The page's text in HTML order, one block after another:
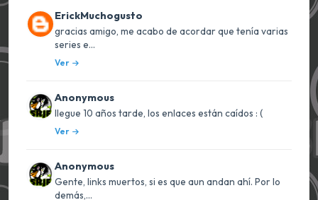
ErickMuchogusto
gracias amigo, me acabo de acordar que tenía varias
series e...
Ver
Anonymous
llegue 10 años tarde, los enlaces están caídos : (
Ver
Anonymous
Gente, links muertos, si es que aun andan ahí. Por lo
demás,...